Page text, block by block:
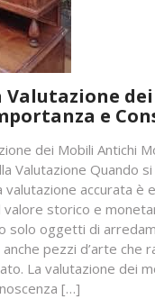
Valutazione
e
dei Mobili Antichi
Valutazione Quando
valutazione accurata è
storico e
solo oggetti di
pezzi d’arte che
La valutazione dei
[…]